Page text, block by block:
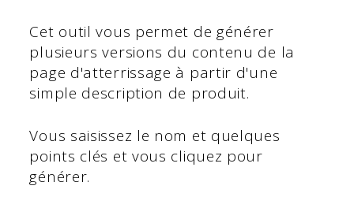
Cet outil vous permet de générer
plusieurs versions du contenu de la
page d'atterrissage à partir d'une
simple description de produit.
Vous saisissez le nom et quelques
points clés et vous cliquez pour
générer.